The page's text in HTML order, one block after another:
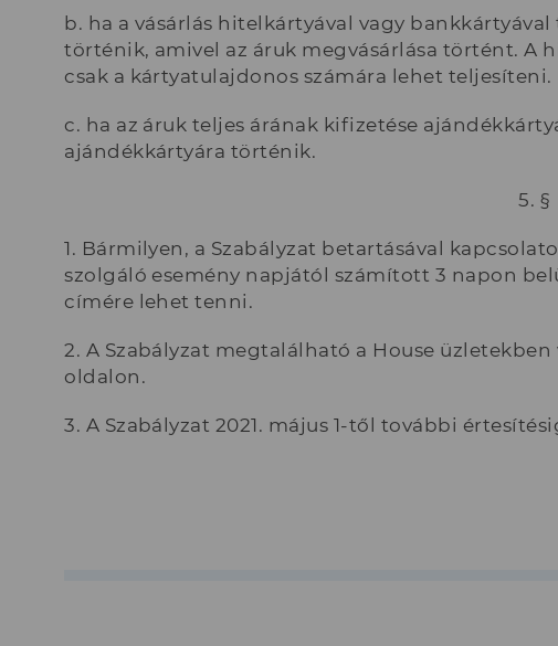
b. ha a vásárlás hitelkártyával vagy
történik, amivel az áruk megvásárlása történt. A
csak a kártyatulajdonos számára lehet teljesíteni.
c. ha az áruk teljes árának kifizetése
ajándékkártyára történik.
5. §
1. Bármilyen, a Szabályzat betartásával
szolgáló esemény napjától számított 3 napon
címére lehet tenni.
2. A Szabályzat megtalálható a House
oldalon.
3. A Szabályzat 2021. május 1-től további